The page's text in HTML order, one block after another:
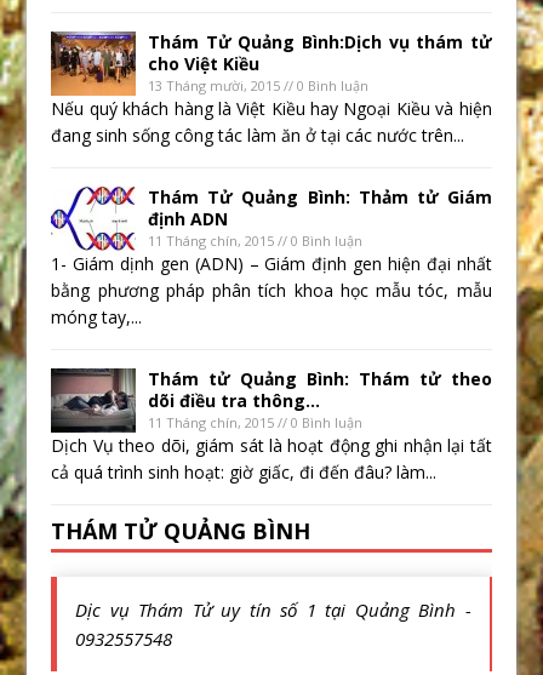
Thám Tử Quảng Bình:Dịch vụ thám tử
cho Việt Kiều
13 Tháng mười, 2015 // 0 Bình luận
Nếu quý khách hàng là Việt Kiều hay Ngoại Kiều và hiện
đang sinh sống công tác làm ăn ở tại các nước trên...
Thám Tử Quảng Bình: Thảm tử Giám
định ADN
11 Tháng chín, 2015 // 0 Bình luận
1- Giám dịnh gen (ADN) – Giám định gen hiện đại nhất
bằng phương pháp phân tích khoa học mẫu tóc, mẫu
móng tay,...
Thám tử Quảng Bình: Thám tử theo
dõi điều tra thông...
11 Tháng chín, 2015 // 0 Bình luận
Dịch Vụ theo dõi, giám sát là hoạt động ghi nhận lại tất
cả quá trình sinh hoạt: giờ giấc, đi đến đâu? làm...
THÁM TỬ QUẢNG BÌNH
Dịc vụ Thám Tử uy tín số 1 tại Quảng Bình -
0932557548